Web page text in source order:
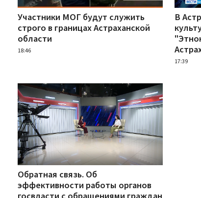
Участники МОГ будут служить
строго в границах Астраханской
области
18:46
В
17:39
Обратная связь. Об
эффективности работы органов
госвласти с обращениями граждан